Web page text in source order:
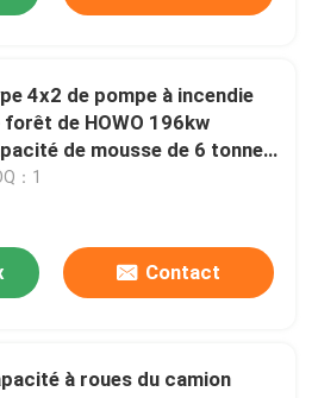
4x2 de pompe à incendie
forêt de HOWO 196kw
de mousse de 6 tonnes
la double cabine
：1
Contact
à roues du camion